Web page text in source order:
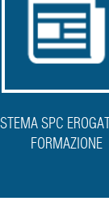
SPC
FORMAZIONE